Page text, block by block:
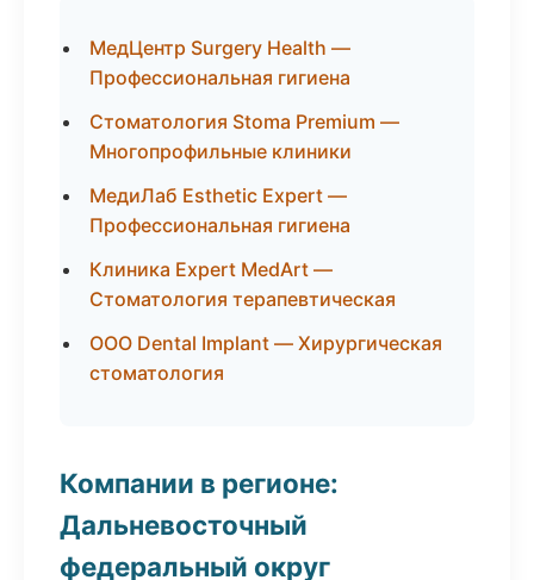
МедЦентр Surgery Health —
Профессиональная гигиена
Стоматология Stoma Premium —
Многопрофильные клиники
МедиЛаб Esthetic Expert —
Профессиональная гигиена
Клиника Expert MedArt —
Стоматология терапевтическая
ООО Dental Implant — Хирургическая
стоматология
Компании в регионе:
Дальневосточный
федеральный округ